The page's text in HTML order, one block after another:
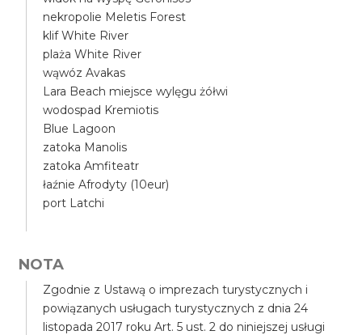
nekropolie Meletis Forest
klif White River
plaża White River
wąwóz Avakas
Lara Beach miejsce wylęgu żółwi
wodospad Kremiotis
Blue Lagoon
zatoka Manolis
zatoka Amfiteatr
łaźnie Afrodyty (10eur)
port Latchi
NOTA
Zgodnie z Ustawą o imprezach turystycznych i
powiązanych usługach turystycznych z dnia 24
listopada 2017 roku Art. 5 ust. 2 do niniejszej usługi